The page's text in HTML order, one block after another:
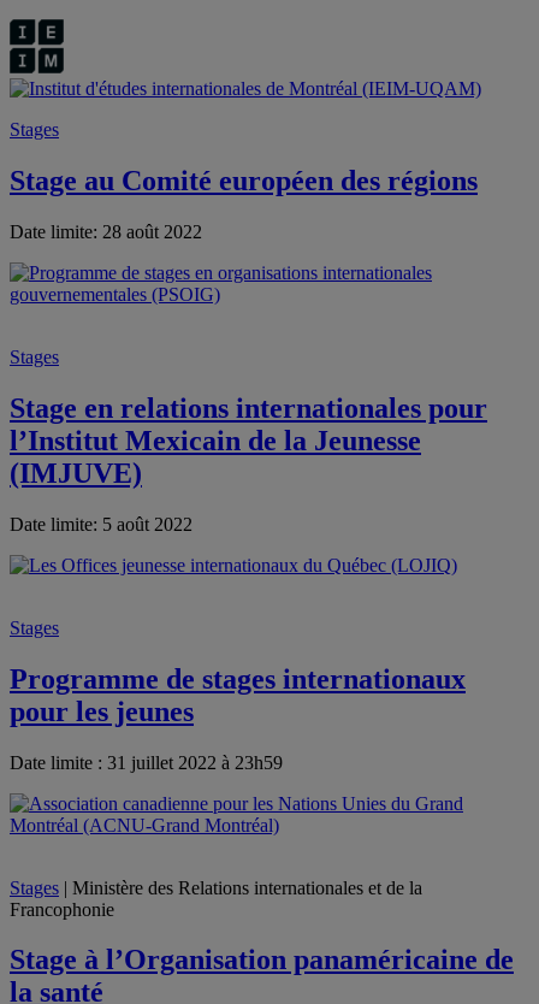
Stages
Stage au Comité européen des régions
Date limite: 28 août 2022
Stages
Stage en relations internationales pour
l’Institut Mexicain de la Jeunesse
(IMJUVE)
Date limite: 5 août 2022
Stages
Programme de stages internationaux
pour les jeunes
Date limite : 31 juillet 2022 à 23h59
Stages | Ministère des Relations internationales et de la
Francophonie
Stage à l’Organisation panaméricaine de
la santé